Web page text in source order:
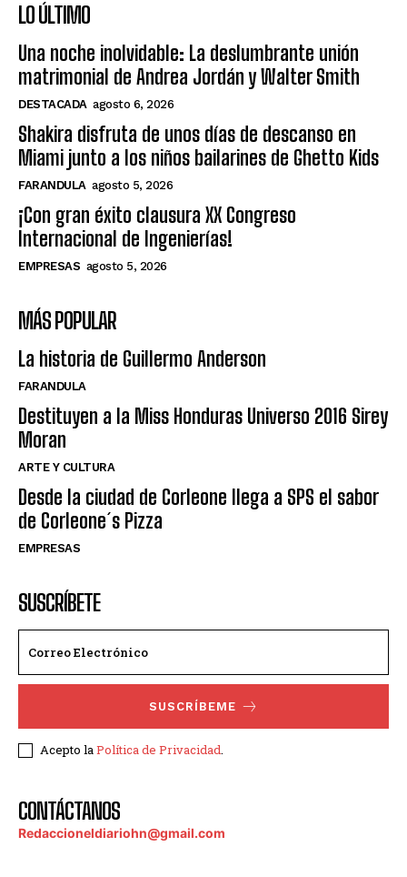
LO ÚLTIMO
Una noche inolvidable: La deslumbrante unión
matrimonial de Andrea Jordán y Walter Smith
DESTACADA agosto 6, 2026
Shakira disfruta de unos días de descanso en
Miami junto a los niños bailarines de Ghetto Kids
FARANDULA agosto 5, 2026
¡Con gran éxito clausura XX Congreso
Internacional de Ingenierías!
EMPRESAS agosto 5, 2026
MÁS POPULAR
La historia de Guillermo Anderson
FARANDULA
Destituyen a la Miss Honduras Universo 2016 Sirey
Moran
ARTE Y CULTURA
Desde la ciudad de Corleone llega a SPS el sabor
de Corleone´s Pizza
EMPRESAS
SUSCRÍBETE
SUSCRÍBEME
Acepto laPolítica de Privacidad.
CONTÁCTANOS
Redaccioneldiariohn@gmail.com